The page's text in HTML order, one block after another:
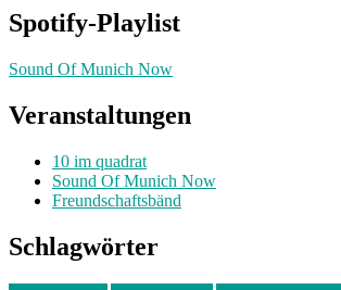
Spotify-Playlist
Sound Of Munich Now
Veranstaltungen
10 im quadrat
Sound Of Munich Now
Freundschaftsbänd
Schlagwörter